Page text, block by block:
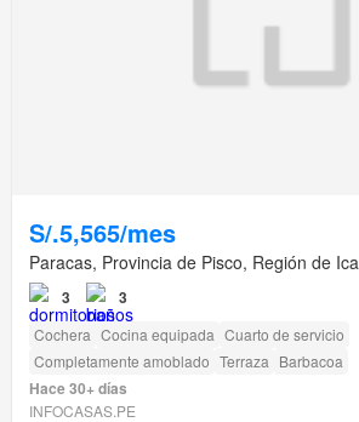
S/.5,565/mes
Paracas, Provincia de Pisco, Región de Ica
3 3
Cochera Cocina equipada Cuarto de servicio
Completamente amoblado Terraza Barbacoa
Hace 30+ días
INFOCASAS.PE